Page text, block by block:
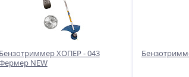
Бензотриммер ХОПЕР - 043
NEW